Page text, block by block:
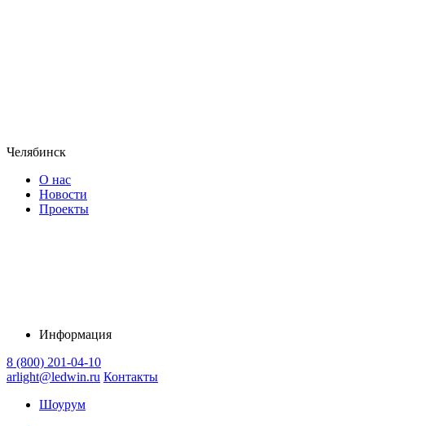
Челябинск
О нас
Новости
Проекты
Информация
8 (800) 201-04-10
arlight@ledwin.ru Контакты
Шоурум